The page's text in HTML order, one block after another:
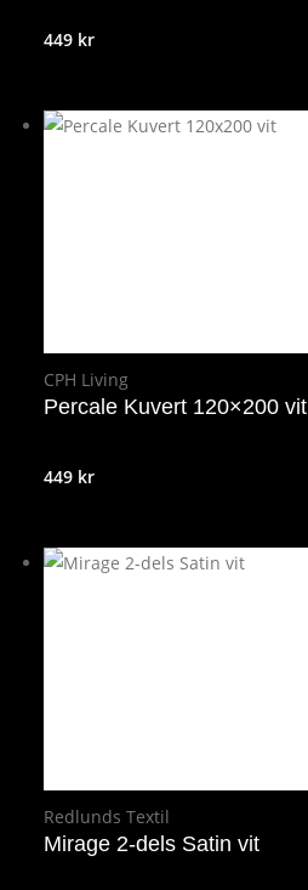
449 kr
CPH Living
Percale Kuvert 120×200 vit
449 kr
Redlunds Textil
Mirage 2-dels Satin vit